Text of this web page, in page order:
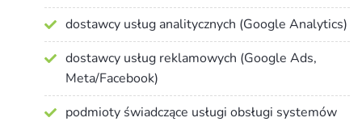
dostawcy usług analitycznych (Google Analytics)
dostawcy usług reklamowych (Google Ads,
Meta/Facebook)
podmioty świadczące usługi obsługi systemów